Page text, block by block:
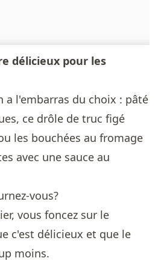
délicieux pour les
a l'embarras du choix : pâté
ce drôle de truc figé
les bouchées au fromage
avec une sauce au
vous?
vous foncez sur le
c'est délicieux et que le
moins.